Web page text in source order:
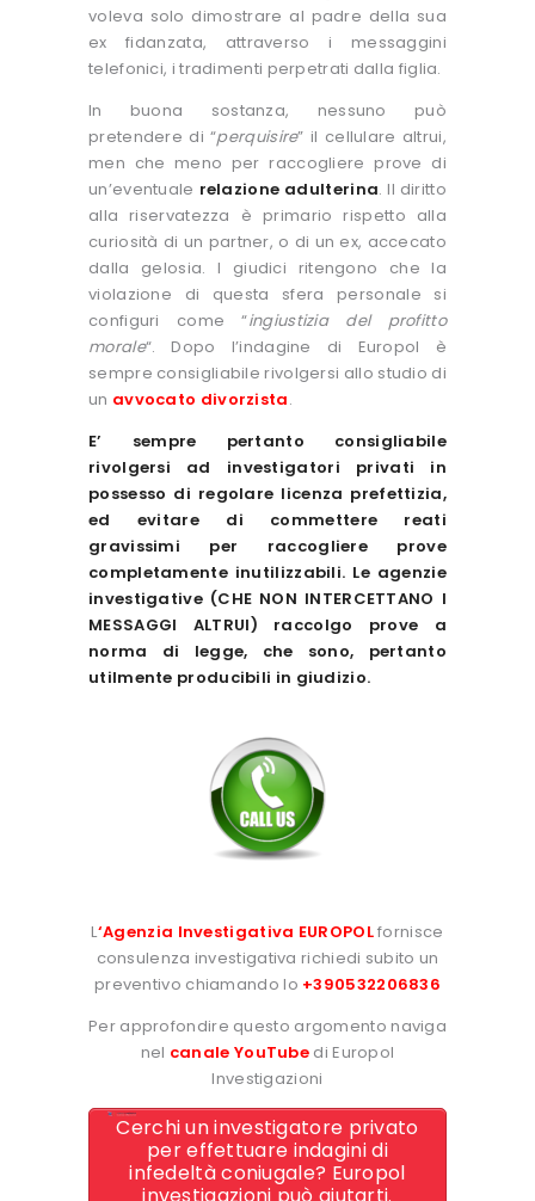
voleva solo dimostrare al padre della sua
ex fidanzata, attraverso i messaggini
telefonici, i tradimenti perpetrati dalla figlia.
In buona sostanza, nessuno può
pretendere di “perquisire” il cellulare altrui,
men che meno per raccogliere prove di
un’eventuale relazione adulterina. Il diritto
alla riservatezza è primario rispetto alla
curiosità di un partner, o di un ex, accecato
dalla gelosia. I giudici ritengono che la
violazione di questa sfera personale si
configuri come “ingiustizia del profitto
morale“. Dopo l’indagine di Europol è
sempre consigliabile rivolgersi allo studio di
un avvocato divorzista.
E’ sempre pertanto consigliabile
rivolgersi ad investigatori privati in
possesso di regolare licenza prefettizia,
ed evitare di commettere reati
gravissimi per raccogliere prove
completamente inutilizzabili. Le agenzie
investigative (CHE NON INTERCETTANO I
MESSAGGI ALTRUI) raccolgo prove a
norma di legge, che sono, pertanto
utilmente producibili in giudizio.
L‘Agenzia Investigativa EUROPOLfornisce
consulenza investigativa richiedi subito un
preventivo chiamando lo +390532206836
Per approfondire questo argomento naviga
nel canale YouTube di Europol
Investigazioni
Cerchi un investigatore privato
per effettuare indagini di
infedeltà coniugale? Europol